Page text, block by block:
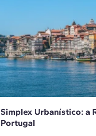
Simplex Urbanístico: a
Portugal